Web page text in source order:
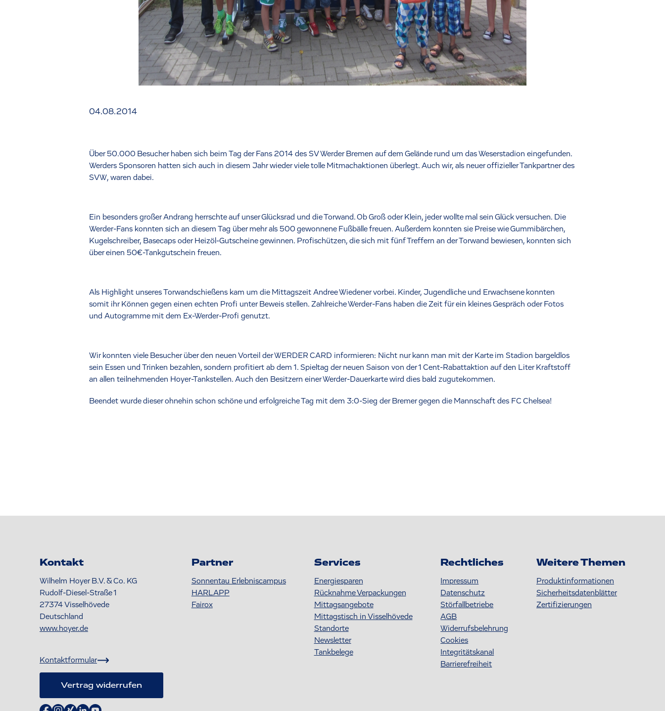
04.08.2014
Über 50.000 Besucher haben sich beim Tag der Fans 2014 des SV Werder Bremen auf dem Gelände rund um das Weserstadion eingefunden.
Werders Sponsoren hatten sich auch in diesem Jahr wieder viele tolle Mitmachaktionen überlegt. Auch wir, als neuer offizieller Tankpartner des
SVW, waren dabei.
Ein besonders großer Andrang herrschte auf unser Glücksrad und die Torwand. Ob Groß oder Klein, jeder wollte mal sein Glück versuchen. Die
Werder-Fans konnten sich an diesem Tag über mehr als 500 gewonnene Fußbälle freuen. Außerdem konnten sie Preise wie Gummibärchen,
Kugelschreiber, Basecaps oder Heizöl-Gutscheine gewinnen. Profischützen, die sich mit fünf Treffern an der Torwand bewiesen, konnten sich
über einen 50€-Tankgutschein freuen.
Als Highlight unseres Torwandschießens kam um die Mittagszeit Andree Wiedener vorbei. Kinder, Jugendliche und Erwachsene konnten
somit ihr Können gegen einen echten Profi unter Beweis stellen. Zahlreiche Werder-Fans haben die Zeit für ein kleines Gespräch oder Fotos
und Autogramme mit dem Ex-Werder-Profi genutzt.
Wir konnten viele Besucher über den neuen Vorteil der WERDER CARD informieren: Nicht nur kann man mit der Karte im Stadion bargeldlos
sein Essen und Trinken bezahlen, sondern profitiert ab dem 1. Spieltag der neuen Saison von der 1 Cent-Rabattaktion auf den Liter Kraftstoff
an allen teilnehmenden Hoyer-Tankstellen. Auch den Besitzern einer Werder-Dauerkarte wird dies bald zugutekommen.
Beendet wurde dieser ohnehin schon schöne und erfolgreiche Tag mit dem 3:0-Sieg der Bremer gegen die Mannschaft des FC Chelsea!
Kontakt
Wilhelm Hoyer B.V. & Co. KG
Rudolf-Diesel-Straße 1
27374Visselhövede
Deutschland
www.hoyer.de
Kontaktformular
Vertrag widerrufen
Partner
Sonnentau Erlebniscampus
HARLAPP
Fairox
Services
Energiesparen
Rücknahme Verpackungen
Mittagsangebote
Mittagstisch in Visselhövede
Standorte
Newsletter
Tankbelege
Rechtliches
Impressum
Datenschutz
Störfallbetriebe
AGB
Widerrufsbelehrung
Cookies
Integritätskanal
Barrierefreiheit
Weitere Themen
Produktinformationen
S icherheitsdatenblätter
Zertifizierungen